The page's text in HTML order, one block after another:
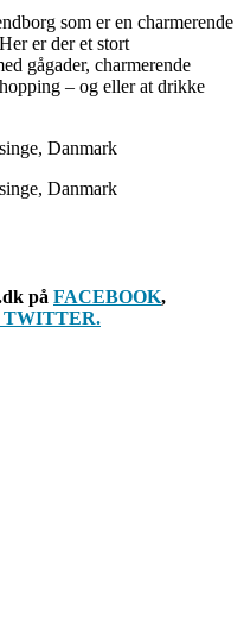
som er en charmerende
er der et stort
gågader, charmerende
– og eller at drikke
på FACEBOOK,
TWITTER.